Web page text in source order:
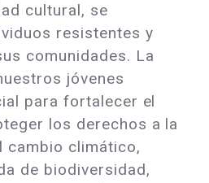
cultural, se
resistentes y
comunidades. La
jóvenes
para fortalecer el
los derechos a la
cambio climático,
de biodiversidad,